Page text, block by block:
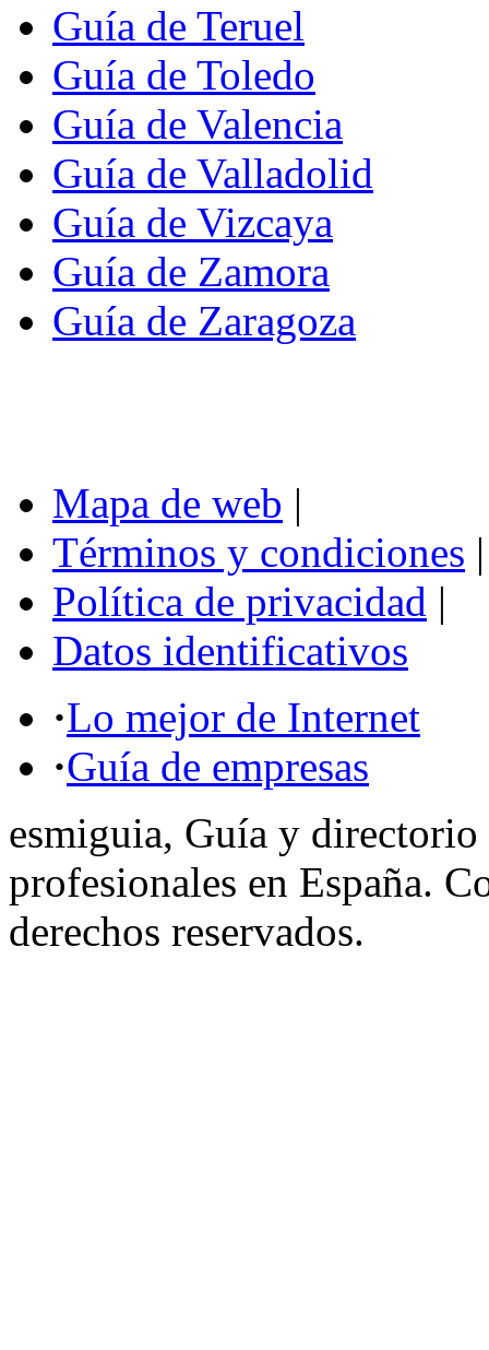
Guía de Teruel
Guía de Toledo
Guía de Valencia
Guía de Valladolid
Guía de Vizcaya
Guía de Zamora
Guía de Zaragoza
Mapa de web |
Términos y condiciones |
Política de privacidad |
Datos identificativos
·Lo mejor de Internet
·Guía de empresas
esmiguia, Guía y directorio
profesionales en España.
derechos reservados.